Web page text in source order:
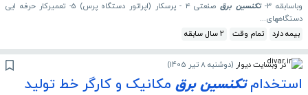
وباسابقه ۳-
تکنسین برق
صنعتی ۴ - پرسکار (اپراتور دستگاه پرس) ۵- تعمیرکار حرفه ایی
دستگاههای...
بیمه دارد
تمام وقت 2 سال سابقه
در وبسایت دیوار (دوشنبه 8 تیر 1405 )
استخدامتکنسین برق مکانیک و کارگر خط تولید